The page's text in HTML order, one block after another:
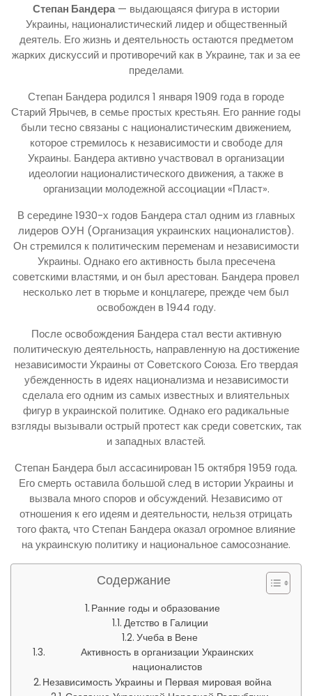
Степан Бандера— выдающаяся фигура в истории
Украины, националистический лидер и общественный
деятель. Его жизнь и деятельность остаются предметом
жарких дискуссий и противоречий как в Украине, так и за ее
пределами.
Степан Бандера родился 1 января 1909 года в городе
Старий Ярычев, в семье простых крестьян. Его ранние годы
были тесно связаны с националистическим движением,
которое стремилось к независимости и свободе для
Украины. Бандера активно участвовал в организации
идеологии националистического движения, а также в
организации молодежной ассоциации «Пласт».
В середине 1930-х годов Бандера стал одним из главных
лидеров ОУН (Организация украинских националистов).
Он стремился к политическим переменам и независимости
Украины. Однако его активность была пресечена
советскими властями, и он был арестован. Бандера провел
несколько лет в тюрьме и концлагере, прежде чем был
освобожден в 1944 году.
После освобождения Бандера стал вести активную
политическую деятельность, направленную на достижение
независимости Украины от Советского Союза. Его твердая
убежденность в идеях национализма и независимости
сделала его одним из самых известных и влиятельных
фигур в украинской политике. Однако его радикальные
взгляды вызывали острый протест как среди советских, так
и западных властей.
Степан Бандера был ассасинирован 15 октября 1959 года.
Его смерть оставила большой след в истории Украины и
вызвала много споров и обсуждений. Независимо от
отношения к его идеям и деятельности, нельзя отрицать
того факта, что Степан Бандера оказал огромное влияние
на украинскую политику и национальное самосознание.
Содержание
Ранние годы и образование
Детство в Галиции
Учеба в Вене
Активность в организации Украинских
националистов
Независимость Украины и Первая мировая война